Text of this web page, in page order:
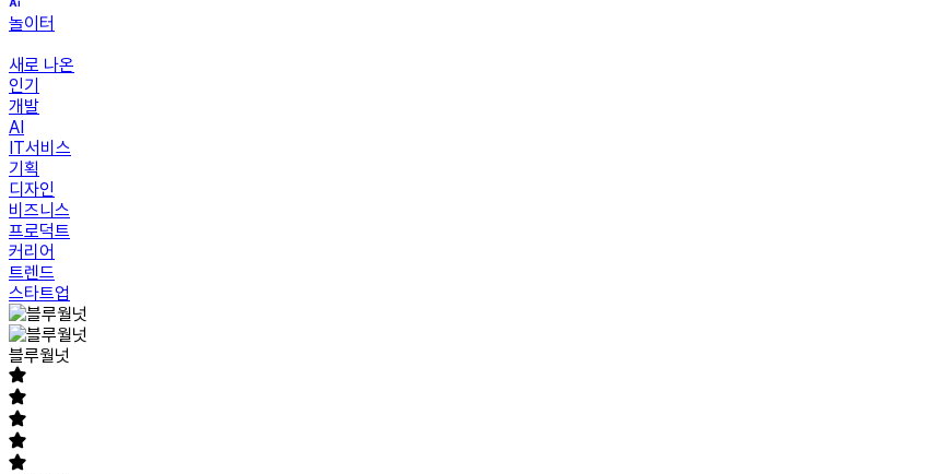
놀이터
새로 나온
인기
개발
AI
IT서비스
기획
디자인
비즈니스
프로덕트
커리어
트렌드
스타트업
블루월넛